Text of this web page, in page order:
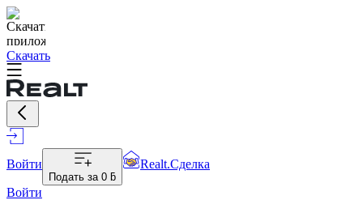
Скачать
Войти
Подать за 0 ƃ
Realt.Сделка
Войти